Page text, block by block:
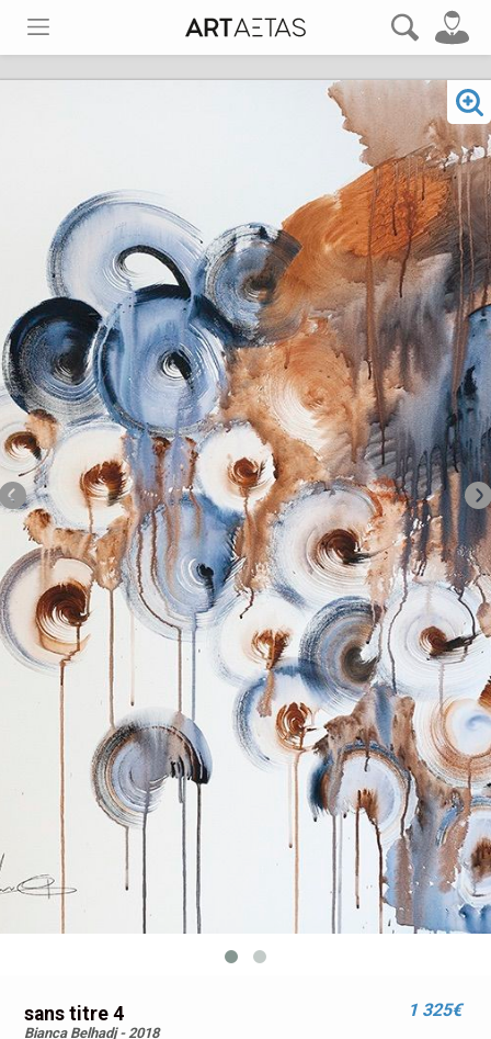
sans titre 4
Bianca Belhadj - 2018
1 325€